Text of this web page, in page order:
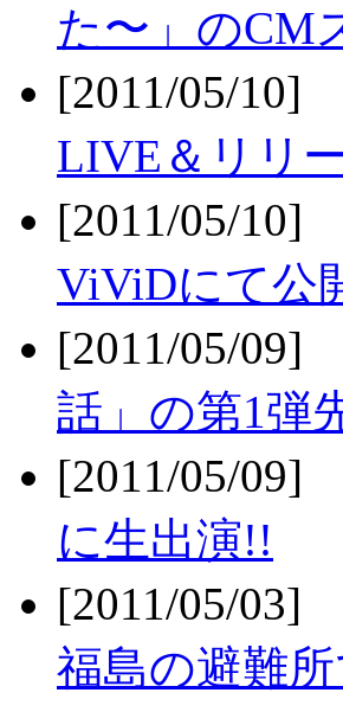
た〜」のCM
[2011/05/10]
LIVE＆リリ
[2011/05/10]
ViViDにて公
[2011/05/09]
話」の第1弾
[2011/05/09]
に生出演!!
[2011/05/03]
福島の避難